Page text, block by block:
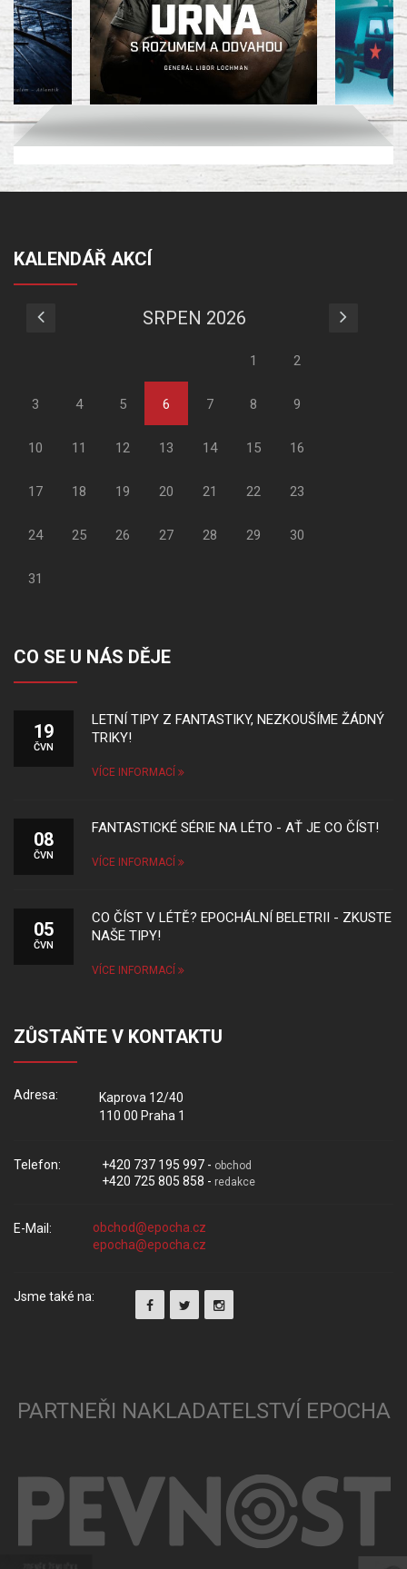
KALENDÁŘ AKCÍ
SRPEN 2026
1 2
3 4 5 6 7 8 9
10 11 12 13 14 15 16
17 18 19 20 21 22 23
24 25 26 27 28 29 30
31
CO SE U NÁS DĚJE
19
ČVN
LETNÍ TIPY Z FANTASTIKY, NEZKOUŠÍME ŽÁDNÝ
TRIKY!
VÍCE INFORMACÍ
08
ČVN
FANTASTICKÉ SÉRIE NA LÉTO - AŤ JE CO ČÍST!
VÍCE INFORMACÍ
05
ČVN
CO ČÍST V LÉTĚ? EPOCHÁLNÍ BELETRII - ZKUSTE
NAŠE TIPY!
VÍCE INFORMACÍ
ZŮSTAŇTE V KONTAKTU
Adresa:
Kaprova 12/40
110 00 Praha 1
Telefon: +420 737 195 997 - obchod
+420 725 805 858 - redakce
E-Mail:
Jsme také na:
PARTNEŘI NAKLADATELSTVÍ EPOCHA